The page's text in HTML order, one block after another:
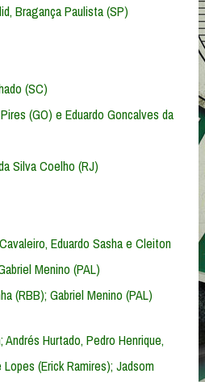
Bragança Paulista (SP)
(SC)
(GO) e Eduardo Goncalves da
Silva Coelho (RJ)
Eduardo Sasha e Cleiton
Menino (PAL)
(RBB); Gabriel Menino (PAL)
Hurtado, Pedro Henrique,
(Erick Ramires); Jadsom